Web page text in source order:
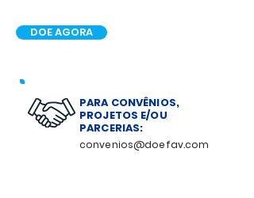
DOE AGORA
PARA CONVÊNIOS,
PROJETOS E/OU
PARCERIAS:
convenios@doefav.com